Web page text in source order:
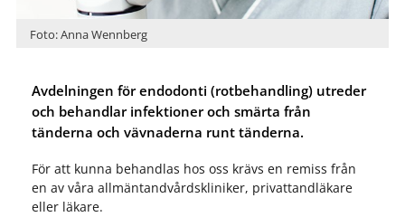
Foto: Anna Wennberg
Avdelningen för endodonti (rotbehandling) utreder
och behandlar infektioner och smärta från
tänderna och vävnaderna runt tänderna.
För att kunna behandlas hos oss krävs en remiss från
en av våra allmäntandvårdskliniker, privattandläkare
eller läkare.